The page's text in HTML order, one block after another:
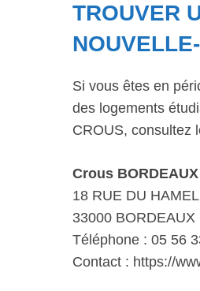
TROUVER
Si vous êtes en
des logements
CROUS, consultez
Crous
18 RUE DU HAMEL
33000 BORDEAUX
Téléphone : 05 56
Contact : https://